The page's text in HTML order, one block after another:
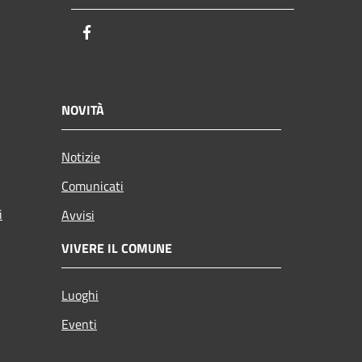
NOVITÀ
Notizie
Comunicati
Avvisi
VIVERE IL COMUNE
Luoghi
Eventi